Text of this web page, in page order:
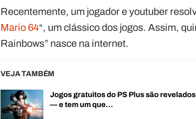
Recentemente, um jogador e youtuber
Mario 64“, um clássico dos jogos. Assim,
Rainbows” nasce na internet.
VEJA TAMBÉM
Jogos gratuitos do PS Plus são revelados
— e tem um que…